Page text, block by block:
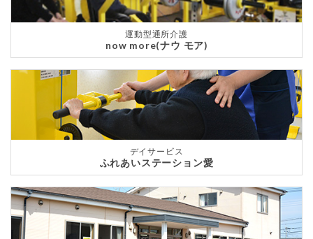
運動型通所介護
now more(ナウ モア)
デイサービス
ふれあいステーション愛